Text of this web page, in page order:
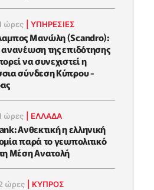
ώρες |ΥΠΗΡΕΣΙΕΣ
Μανώλη (Scandro):
της επιδότησης
να συνεχιστεί η
σύνδεση Κύπρου -
ώρες ΕΛΛΆΔΑ
Ανθεκτική η ελληνική
παρά το γεωπολιτικό
Μέση Ανατολή
ώρες ΚΥΠΡΟΣ